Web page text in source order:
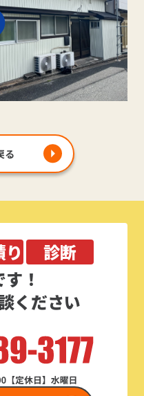
る
診断
！
ください